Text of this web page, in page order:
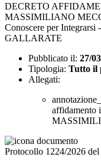
DECRETO
MASSIMILIANO
Conoscere per Integrarsi
GALLARATE
Pubblicato il: 27/
Tipologia: Tutto il
Allegati:
affidamento
Protocollo 1224/2026